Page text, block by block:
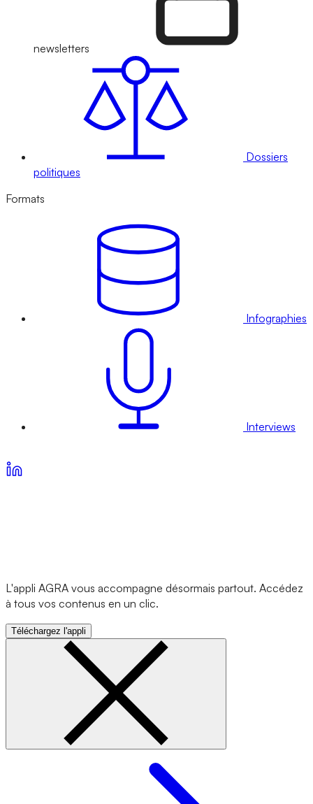
newsletters
Dossiers
politiques
Formats
Infographies
Interviews
L'appli AGRA vous accompagne désormais partout. Accédez
à tous vos contenus en un clic.
Téléchargez l'appli